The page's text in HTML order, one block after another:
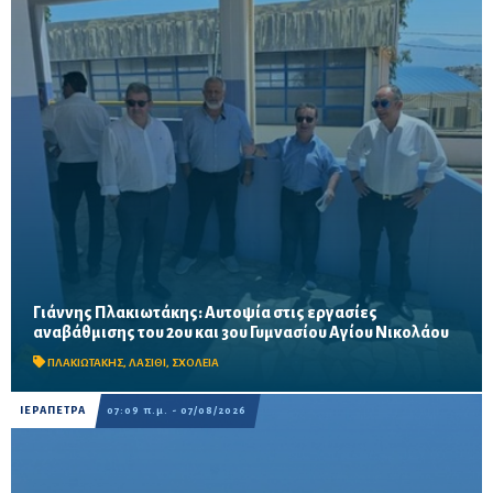
Γιάννης Πλακιωτάκης: Αυτοψία στις εργασίες
αναβάθμισης του 2ου και 3ου Γυμνασίου Αγίου Νικολάου
ΠΛΑΚΙΩΤΑΚΗΣ, ΛΑΣΙΘΙ, ΣΧΟΛΕΙΑ
Οι παρεμβάσεις του προγράμματος «Μαριέττα Γιαννάκου»
αναμένεται να ολοκληρωθούν πριν από τη νέα σχολική χρονιά –
Προβλέπονται ανακαινίσεις αιθουσών, αύλειων και...
ΙΕΡΑΠΕΤΡΑ 07:09 π.μ. - 07/08/2026